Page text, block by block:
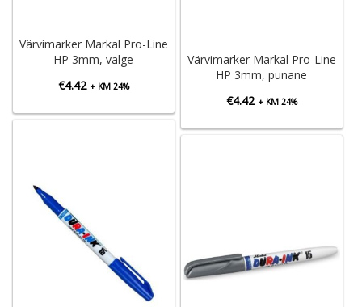
Värvimarker Markal Pro-Line
HP 3mm, valge
€4.42 + KM 24%
Värvimarker Markal Pro-Line
HP 3mm, punane
€4.42 + KM 24%